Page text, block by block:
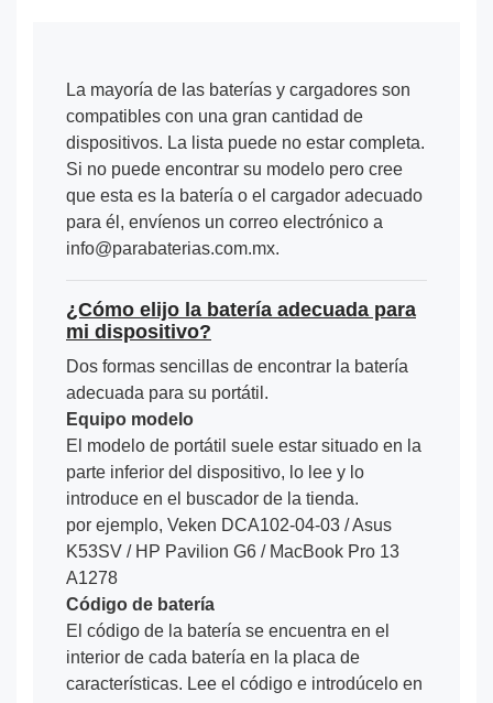
La mayoría de las baterías y cargadores son
compatibles con una gran cantidad de
dispositivos. La lista puede no estar completa.
Si no puede encontrar su modelo pero cree
que esta es la batería o el cargador adecuado
para él, envíenos un correo electrónico a
info@parabaterias.com.mx.
¿Cómo elijo la batería adecuada para
mi dispositivo?
Dos formas sencillas de encontrar la batería
adecuada para su portátil.
Equipo modelo
El modelo de portátil suele estar situado en la
parte inferior del dispositivo, lo lee y lo
introduce en el buscador de la tienda.
por ejemplo, Veken DCA102-04-03 / Asus
K53SV / HP Pavilion G6 / MacBook Pro 13
A1278
Código de batería
El código de la batería se encuentra en el
interior de cada batería en la placa de
características. Lee el código e introdúcelo en